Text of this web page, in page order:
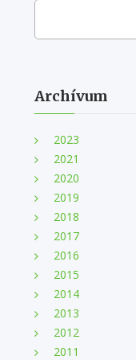
Archívum
2023
2021
2020
2019
2018
2017
2016
2015
2014
2013
2012
2011